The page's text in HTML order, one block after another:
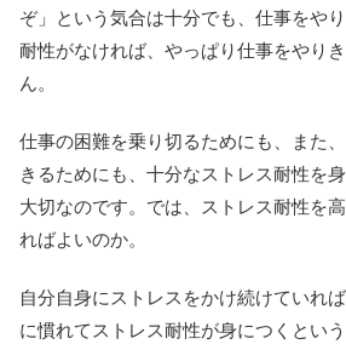
ぞ」という気合は十分でも、仕事をや
耐性がなければ、やっぱり仕事をやり
ん。
仕事の困難を乗り切るためにも、また
きるためにも、十分なストレス耐性を
大切なのです。では、ストレス耐性を
ればよいのか。
自分自身にストレスをかけ続けていれ
に慣れてストレス耐性が身につくとい